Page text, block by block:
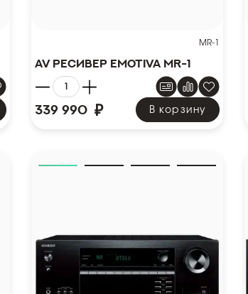
MR-1
AV ресивер Emotiva MR-1
339 990 ₽ В корзину